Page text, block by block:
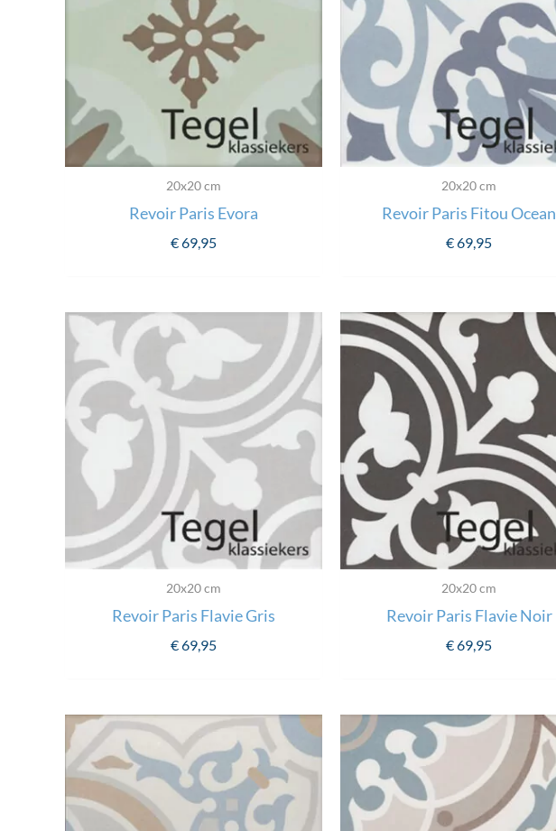
20x20 cm
Revoir Paris Evora
€69,95
20x20 cm
Revoir Paris Fitou Ocean
€69,95
20x20 cm
Revoir Paris Flavie Gris
€69,95
20x20 cm
Revoir Paris Flavie Noir
€69,95